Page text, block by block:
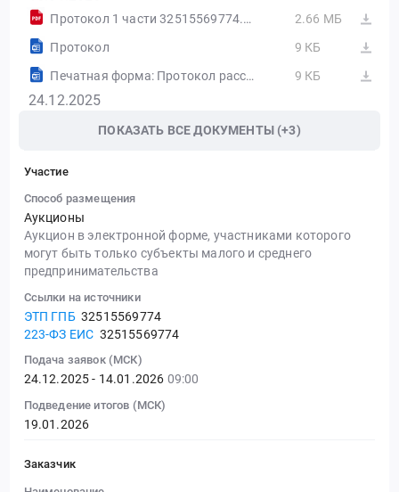
Протокол 1 части 32515569774.pdf
2.66 МБ
Протокол
9 КБ
Печатная форма: Протокол рассмотрения первых частей заявок №32515569774-01
9 КБ
24.12.2025
ПОКАЗАТЬ ВСЕ ДОКУМЕНТЫ (+3)
Участие
Способ размещения
Аукционы
Аукцион в электронной форме, участниками которого
могут быть только субъекты малого и среднего
предпринимательства
Ссылки на источники
ЭТП ГПБ 32515569774
223-ФЗ ЕИС 32515569774
Подача заявок (МСК)
24.12.2025 - 14.01.2026 09:00
Подведение итогов (МСК)
19.01.2026
Заказчик